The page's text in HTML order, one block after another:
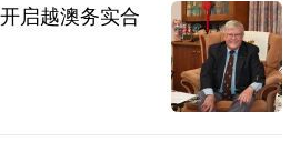
启越澳务实合